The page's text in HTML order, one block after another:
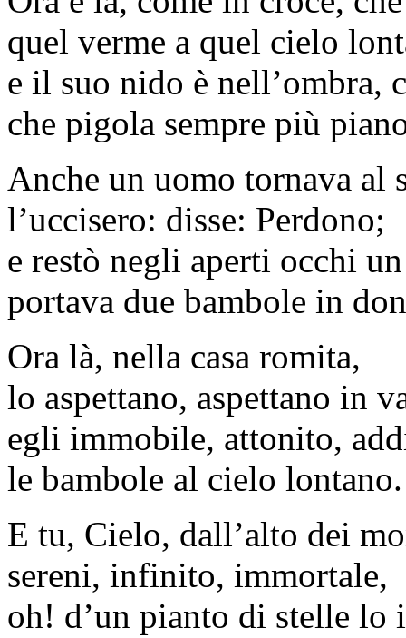
quel verme a quel cielo
e il suo nido è nell’ombra,
che pigola sempre più
Anche un uomo tornava al
l’uccisero: disse: Perdono;
e restò negli aperti occhi
portava due bambole in
Ora là, nella casa romita,
lo aspettano, aspettano in
egli immobile, attonito,
le bambole al cielo lontano.
E tu, Cielo, dall’alto dei
sereni, infinito, immortale,
oh! d’un pianto di stelle lo